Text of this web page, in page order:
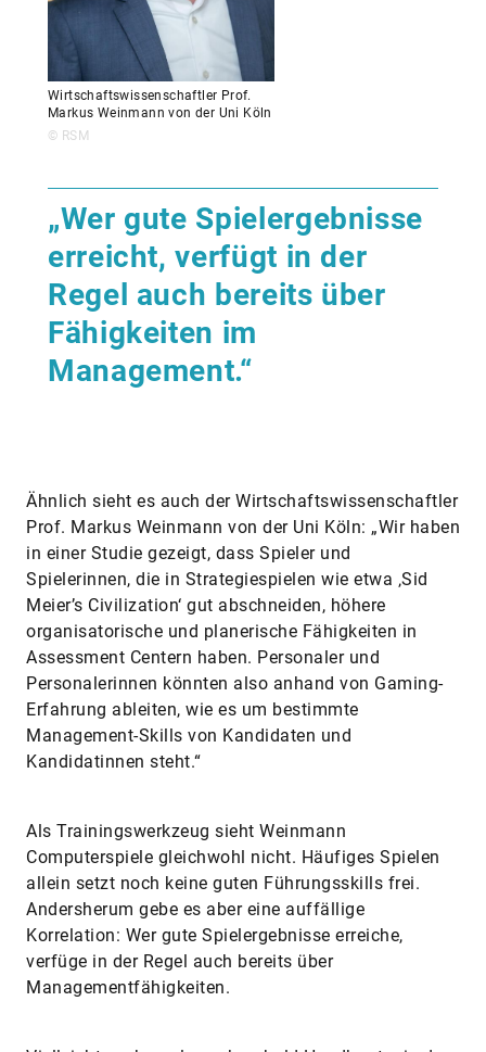
Wirtschaftswissenschaftler Prof.
Markus Weinmann von der Uni Köln
© RSM
„Wer gute Spielergebnisse
erreicht, verfügt in der
Regel auch bereits über
Fähigkeiten im
Management.“
Ähnlich sieht es auch der Wirtschaftswissenschaftler
Prof. Markus Weinmann von der Uni Köln: „Wir haben
in einer Studie gezeigt, dass Spieler und
Spielerinnen, die in Strategiespielen wie etwa ‚Sid
Meier’s Civilization‘ gut abschneiden, höhere
organisatorische und planerische Fähigkeiten in
Assessment Centern haben. Personaler und
Personalerinnen könnten also anhand von Gaming-
Erfahrung ableiten, wie es um bestimmte
Management-Skills von Kandidaten und
Kandidatinnen steht.“
Als Trainingswerkzeug sieht Weinmann
Computerspiele gleichwohl nicht. Häufiges Spielen
allein setzt noch keine guten Führungsskills frei.
Andersherum gebe es aber eine auffällige
Korrelation: Wer gute Spielergebnisse erreiche,
verfüge in der Regel auch bereits über
Managementfähigkeiten.